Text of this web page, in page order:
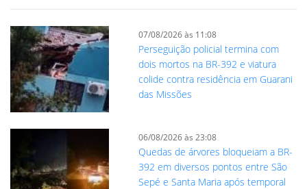
07/08/2026 às 11:08
Perseguição policial termina com
dois mortos na BR-392 e viatura
colide contra residência em Guarani
das Missões
06/08/2026 às 23:08
Quedas de árvores bloqueiam a BR-
392 em diversos pontos entre São
Sepé e Santa Maria após temporal